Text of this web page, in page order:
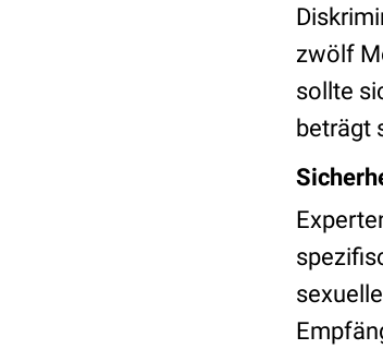
zwölf
sollte
beträgt